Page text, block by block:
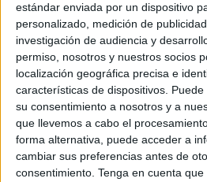
estándar enviada por un dispositivo
personalizado, medición de
investigación de audiencia y
permiso, nosotros y nuestros socios
localización geográfica precisa e
características de dispositivos.
su consentimiento a nosotros y a
que llevemos a cabo el
forma alternativa, puede acceder a
cambiar sus preferencias antes de
consentimiento. Tenga en cuenta
¿Por qué usar estas
Estas actividades son una
para:
Incrementar la